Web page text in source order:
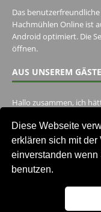
Diese Webseite
erklären sich mit
einverstanden
benutzen.
Das
Hachmühlen Online ist
Android optimiert. Die
öffnen.
AUS UNSEREM
Hallo zusammen, ich
Ich habe ein Jahr im
Unser Gästebuch